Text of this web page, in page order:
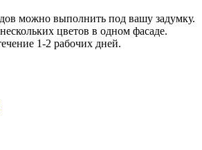
можно выполнить под вашу задумку.
цветов в одном фасаде.
1-2 рабочих дней.